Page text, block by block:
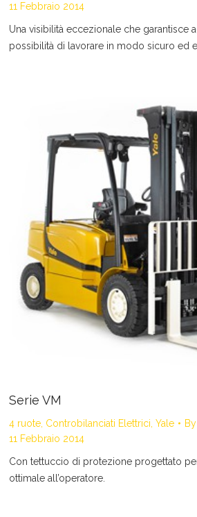
11 Febbraio 2014
Una visibilità eccezionale che garantisce
possibilità di lavorare in modo sicuro ed
Serie VM
4 ruote, Controbilanciati Elettrici Yale By
11 Febbraio 2014
Con tettuccio di protezione progettato
ottimale all’operatore.